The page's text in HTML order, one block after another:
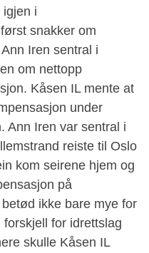
igjen i
snakker om
Iren sentral i
om nettopp
Kåsen IL mente at
under
Ann Iren var sentral i
reiste til Oslo
kom seirene hjem og
på
ikke bare mye for
for idrettslag
skulle Kåsen IL